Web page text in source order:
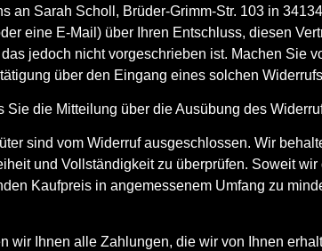
an Sarah Scholl, Brüder-Grimm-Str. 103 in
eine E-Mail) über Ihren Entschluss, diesen
jedoch nicht vorgeschrieben ist. Machen Sie
über den Eingang eines solchen
die Mitteilung über die Ausübung des
sind vom Widerruf ausgeschlossen. Wir
und Vollständigkeit zu überprüfen. Soweit
Kaufpreis in angemessenem Umfang zu
wir Ihnen alle Zahlungen, die wir von Ihnen